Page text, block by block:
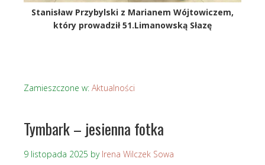
Stanisław Przybylski z Marianem Wójtowiczem,
który prowadził 51.Limanowską Słazę
Zamieszczone w: Aktualności
Tymbark – jesienna fotka
9 listopada 2025 by Irena Wilczek Sowa